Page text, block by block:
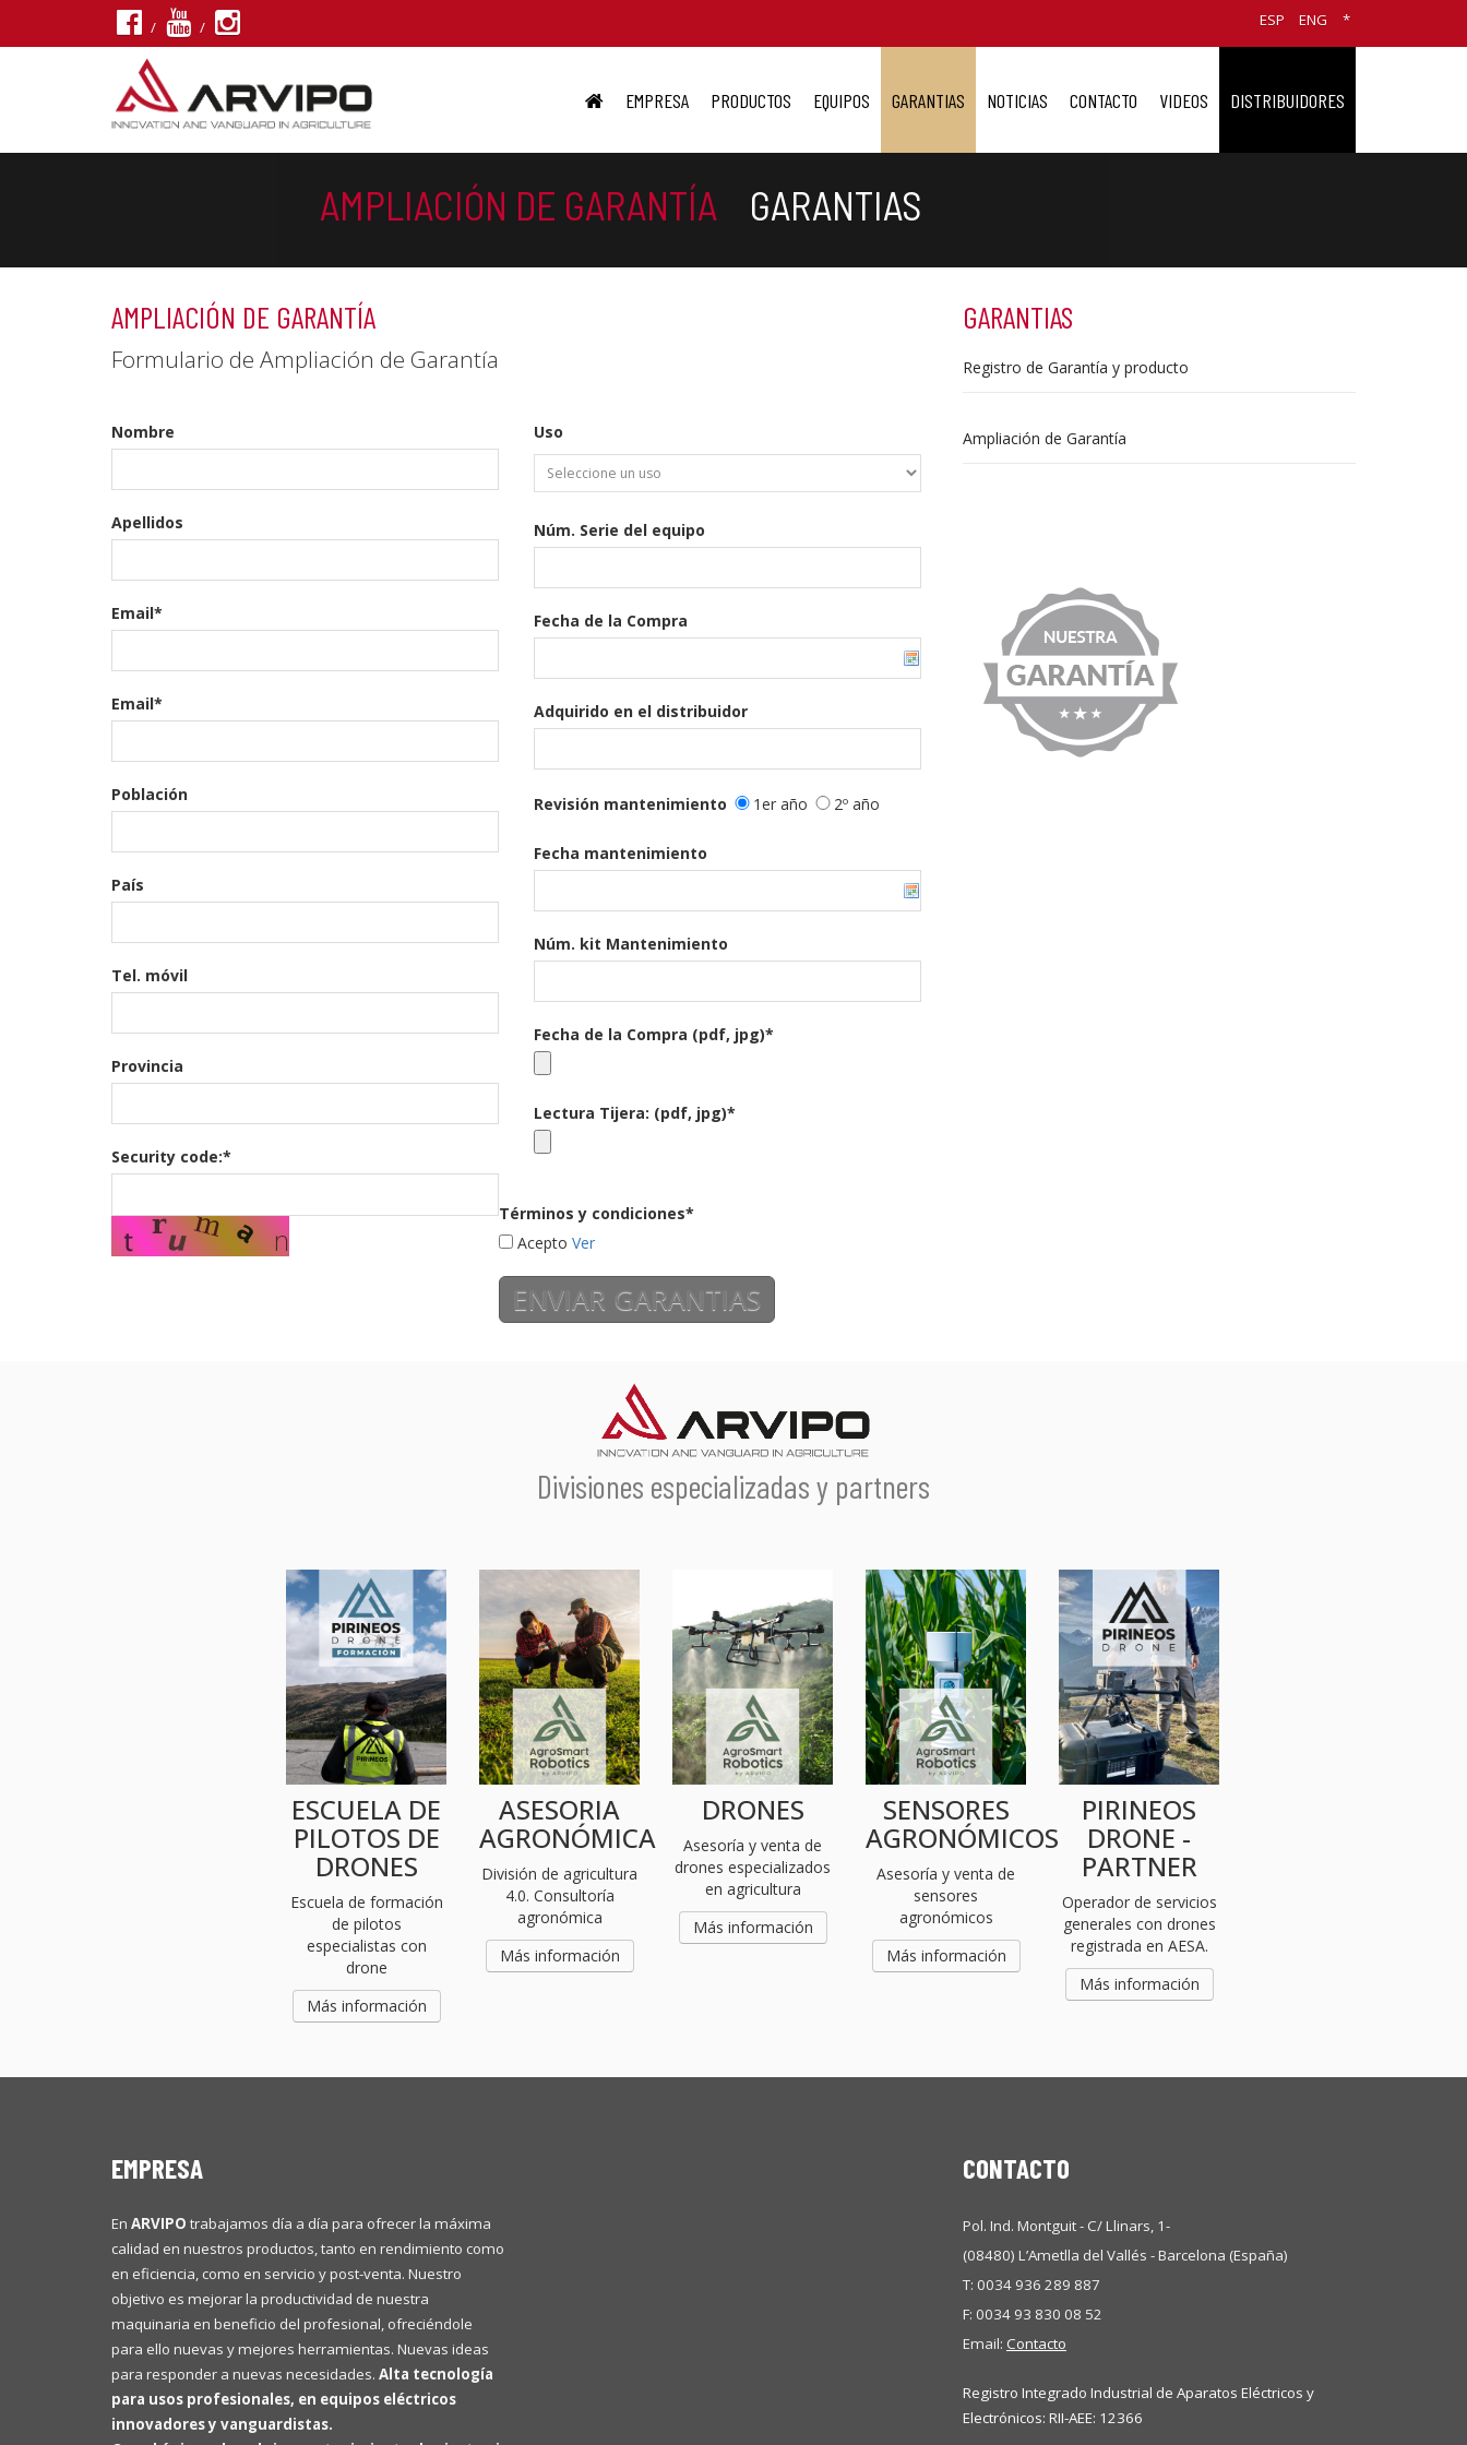
/ / ESP ENG *
EMPRESA PRODUCTOS EQUIPOS GARANTIAS NOTICIAS CONTACTO VIDEOS DISTRIBUIDORES
AMPLIACIÓN DE GARANTÍA GARANTIAS
AMPLIACIÓN DE GARANTÍA
Formulario de Ampliación de Garantía
Nombre
Apellidos
Email*
Email*
Población
País
Tel. móvil
Provincia
Security code:*
Uso
Núm. Serie del equipo
Fecha de la Compra
Adquirido en el distribuidor
Revisión mantenimiento 1er año 2º año
Fecha mantenimiento
Núm. kit Mantenimiento
Fecha de la Compra (pdf, jpg)*
Lectura Tijera: (pdf, jpg)*
Términos y condiciones*
Acepto Ver
GARANTIAS
Registro de Garantía y producto
Ampliación de Garantía
Divisiones especializadas y partners
ESCUELA DE
PILOTOS DE
DRONES
Escuela de formación
de pilotos
especialistas con
drone
Más información
ASESORIA
AGRONÓMICA
División de agricultura
4.0. Consultoría
agronómica
Más información
DRONES
Asesoría y venta de
drones especializados
en agricultura
Más información
SENSORES
AGRONÓMICOS
Asesoría y venta de
sensores
agronómicos
Más información
PIRINEOS
DRONE -
PARTNER
Operador de servicios
generales con drones
registrada en AESA.
Más información
EMPRESA
En ARVIPO trabajamos día a día para ofrecer la máxima
calidad en nuestros productos, tanto en rendimiento como
en eficiencia, como en servicio y post-venta. Nuestro
objetivo es mejorar la productividad de nuestra
maquinaria en beneficio del profesional, ofreciéndole
para ello nuevas y mejores herramientas. Nuevas ideas
para responder a nuevas necesidades. Alta tecnología
para usos profesionales, en equipos eléctricos
innovadores y vanguardistas.
CONTACTO
Pol. Ind. Montguit - C/ Llinars, 1-
(08480) L’Ametlla del Vallés - Barcelona (España)
T: 0034 936 289 887
F: 0034 93 830 08 52
Email: Contacto
Registro Integrado Industrial de Aparatos Eléctricos y
Electrónicos: RII-AEE: 12366